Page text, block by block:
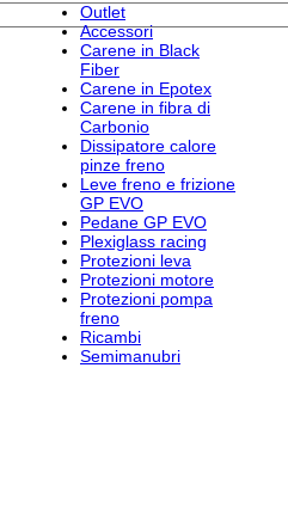
Outlet
Accessori
Carene in Black
Fiber
Carene in Epotex
Carene in fibra di
Carbonio
Dissipatore calore
pinze freno
Leve freno e frizione
GP EVO
Pedane GP EVO
Plexiglass racing
Protezioni leva
Protezioni motore
Protezioni pompa
freno
Ricambi
Semimanubri